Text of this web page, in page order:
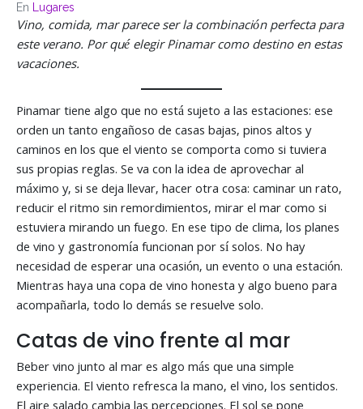
En
Lugares
Vino, comida, mar parece ser la combinación perfecta para
este verano. Por qué elegir Pinamar como destino en estas
vacaciones.
Pinamar tiene algo que no está sujeto a las estaciones: ese
orden un tanto engañoso de casas bajas, pinos altos y
caminos en los que el viento se comporta como si tuviera
sus propias reglas. Se va con la idea de aprovechar al
máximo y, si se deja llevar, hacer otra cosa: caminar un rato,
reducir el ritmo sin remordimientos, mirar el mar como si
estuviera mirando un fuego. En ese tipo de clima, los planes
de vino y gastronomía funcionan por sí solos. No hay
necesidad de esperar una ocasión, un evento o una estación.
Mientras haya una copa de vino honesta y algo bueno para
acompañarla, todo lo demás se resuelve solo.
Catas de vino frente al mar
Beber vino junto al mar es algo más que una simple
experiencia. El viento refresca la mano, el vino, los sentidos.